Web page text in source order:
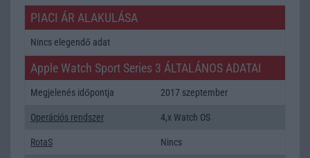
PIACI ÁR ALAKULÁSA
Nincs elegendő adat
Apple Watch Sport Series 3 ÁLTALÁNOS ADATAI
Megjelenés időpontja 2017 szeptember
Operációs rendszer 4,x Watch OS
RotaS Nincs